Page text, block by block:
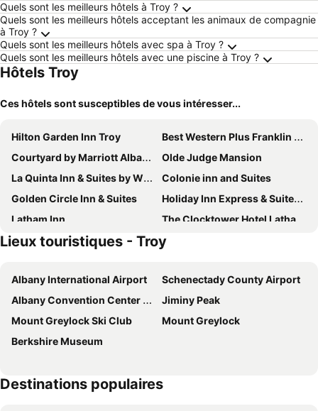
Quels sont les meilleurs hôtels à Troy ?
Quels sont les meilleurs hôtels acceptant les animaux de compagnie
à Troy ?
Quels sont les meilleurs hôtels avec spa à Troy ?
Quels sont les meilleurs hôtels avec une piscine à Troy ?
Hôtels Troy
Ces hôtels sont susceptibles de vous intéresser...
Hilton Garden Inn Troy
Best Western Plus Franklin Square Inn Troy/Albany
Courtyard by Marriott Albany Troy/Waterfront
Olde Judge Mansion
La Quinta Inn & Suites by Wyndham Latham Albany Airport
Colonie inn and Suites
Golden Circle Inn & Suites
Holiday Inn Express & Suites Albany Airport Area - Latham By Ihg
Latham Inn
The Clocktower Hotel Latham - North Albany, an Ascend Collection Hotel
Albany Airport Hotel
The Century House Latham - North Albany, an Ascend Collection Hotel
TownePlace Suites Latham Albany Airport
Super 8 by Wyndham Latham/Albany Airport
Hampton Inn Albany-Wolf Road (Airport)
Courtyard by Marriott Albany Airport
Residence Inn by Marriott Albany Airport
Hotel Trilogy Albany Airport, Tapestry Collection by Hilton
Crowne Plaza Albany - The Desmond Hotel By Ihg
Home2 Suites by Hilton Albany Wolf Rd
Red Roof Inn Albany Airport
Lieux touristiques - Troy
Albany International Airport
Schenectady County Airport
Albany Convention Center Authority
Jiminy Peak
Mount Greylock Ski Club
Mount Greylock
Berkshire Museum
Destinations populaires